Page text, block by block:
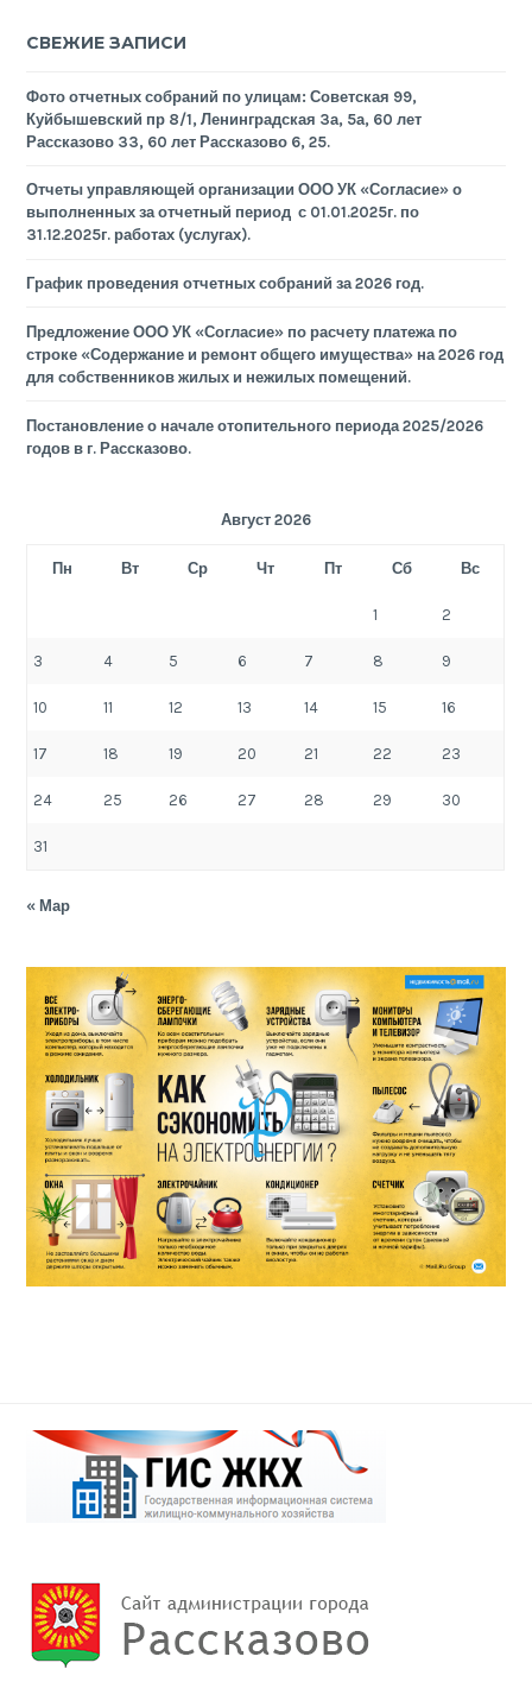
СВЕЖИЕ ЗАПИСИ
Фото отчетных собраний по улицам: Советская 99,
Куйбышевский пр 8/1, Ленинградская 3а, 5а, 60 лет
Рассказово 33, 60 лет Рассказово 6, 25.
Отчеты управляющей организации ООО УК «Согласие» о
выполненных за отчетный период с 01.01.2025г. по
31.12.2025г. работах (услугах).
График проведения отчетных собраний за 2026 год.
Предложение ООО УК «Согласие» по расчету платежа по
строке «Содержание и ремонт общего имущества» на 2026 год
для собственников жилых и нежилых помещений.
Постановление о начале отопительного периода 2025/2026
годов в г. Рассказово.
Август 2026
Пн Вт Ср Чт Пт Сб Вс
1 2
3 4 5 6 7 8 9
10 11 12 13 14 15 16
17 18 19 20 21 22 23
24 25 26 27 28 29 30
31
« Мар